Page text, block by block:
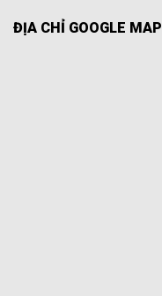
ĐỊA CHỈ GOOGLE MAP